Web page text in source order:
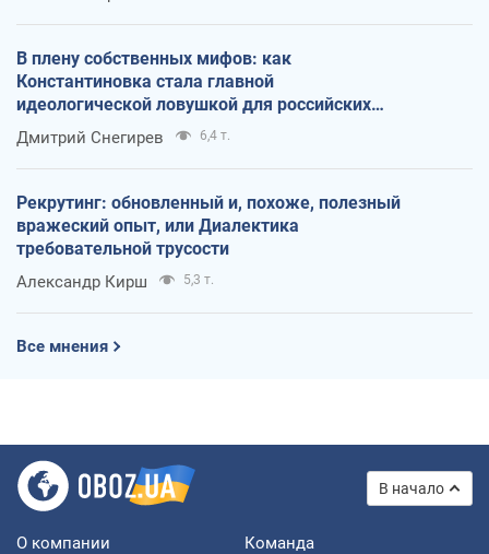
В плену собственных мифов: как
Константиновка стала главной
идеологической ловушкой для российских
оккупантов
Дмитрий Снегирев 6,4 т.
Рекрутинг: обновленный и, похоже, полезный
вражеский опыт, или Диалектика
требовательной трусости
Александр Кирш 5,3 т.
Все мнения
В начало
О компании Команда